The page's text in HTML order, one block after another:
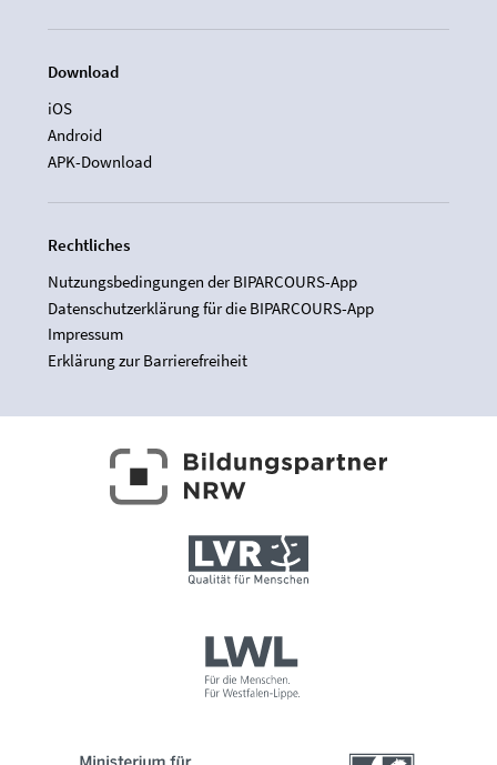
Download
iOS
Android
APK-Download
Rechtliches
Nutzungsbedingungen der BIPARCOURS-App
Datenschutzerklärung für die BIPARCOURS-App
Impressum
Erklärung zur Barrierefreiheit